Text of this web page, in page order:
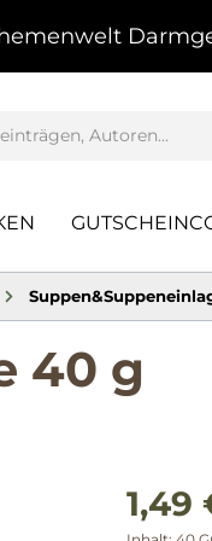
40 g
1,49